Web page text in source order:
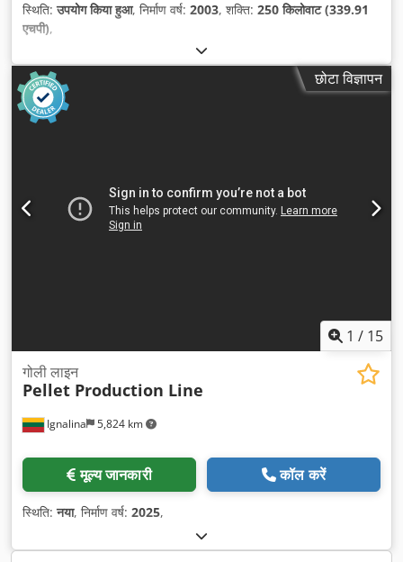
स्थिति:उपयोग किया हुआ, निर्माण वर्ष: 2003, शक्ति: 250 किलोवाट (339.91
एचपी),
छोटा विज्ञापन
1 / 15
Ignalina 5,824 km
गोली लाइन
Pellet Production Line
मूल्य जानकारी कॉल करें
स्थिति:नया, निर्माण वर्ष: 2025,